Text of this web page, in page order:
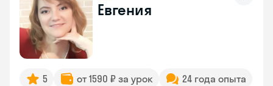
Евгения
5 от 1590 ₽ за урок
24 года опыта